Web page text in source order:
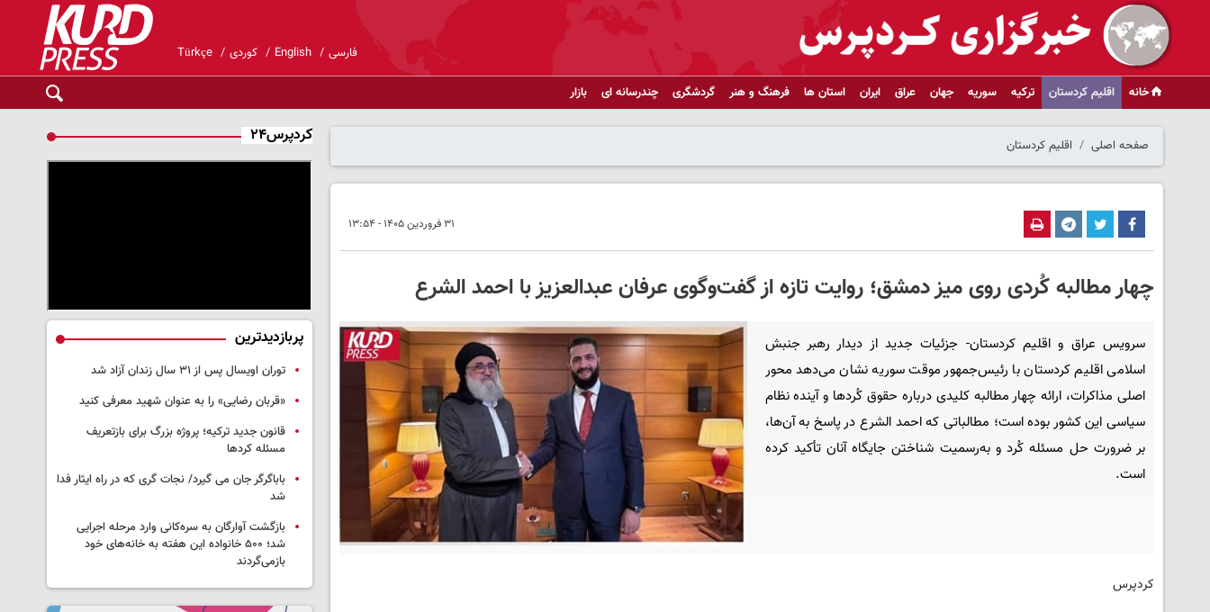
فارسی English کوردی Türkçe
خانه اقلیم کردستان ترکیه سوریه جهان عراق ایران استان ها فرهنگ و هنر گردشگری چندرسانه ای بازار
صفحه اصلی اقلیم کردستان
۳۱ فروردین ۱۴۰۵ - ۱۳:۵۴
چهار مطالبه کُردی روی میز دمشق؛ روایت تازه از گفت‌وگوی عرفان عبدالعزیز با احمد الشرع
سرویس عراق و اقلیم کردستان- جزئیات جدید از دیدار رهبر جنبش
اسلامی اقلیم کردستان با رئیس‌جمهور موقت سوریه نشان می‌دهد محور
اصلی مذاکرات، ارائه چهار مطالبه کلیدی درباره حقوق کُردها و آینده نظام
سیاسی این کشور بوده است؛ مطالباتی که احمد الشرع در پاسخ به آن‌ها،
بر ضرورت حل مسئله کُرد و به‌رسمیت شناختن جایگاه آنان تأکید کرده
است.
کردپرس
کردپرس۲۴
پربازدیدترین
توران اویسال پس از ۳۱ سال زندان آزاد شد
«قربان رضایی» را به عنوان شهید معرفی کنید
قانون جدید ترکیه؛ پروژه بزرگ‌ برای بازتعریف
مسئله کردها
باباگرگر جان می گیرد/ نجات گری که در راه ایثار فدا
شد
بازگشت آوارگان به سره‌کانی وارد مرحله اجرایی
شد؛ ۵۰۰ خانواده این هفته به خانه‌های خود
بازمی‌گردند